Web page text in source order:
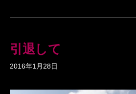
引退して
2016年1月28日